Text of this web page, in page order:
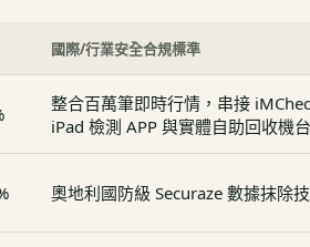
國際/行業安全合規標準
整合百萬筆即時行情，串接
iPad 檢測 APP 與實體自助回收機台
奧地利國防級 Securaze 數據抹除